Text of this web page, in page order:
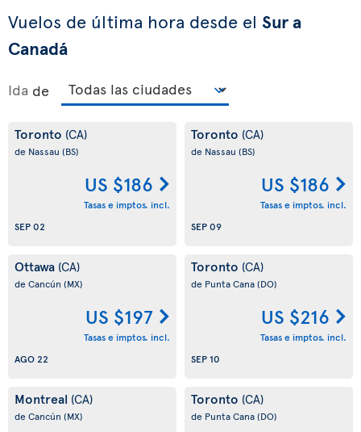
Vuelos de última hora desde el Sur a
Canadá
Ida de
Toronto (CA)
de Nassau (BS)
US $186
Tasas e imptos. incl.
SEP 02
Toronto (CA)
de Nassau (BS)
US $186
Tasas e imptos. incl.
SEP 09
Ottawa (CA)
de Cancún (MX)
US $197
Tasas e imptos. incl.
AGO 22
Toronto (CA)
de Punta Cana(DO)
US $216
Tasas e imptos. incl.
SEP 10
Montreal (CA)
de Cancún (MX)
Toronto (CA)
de Punta Cana(DO)